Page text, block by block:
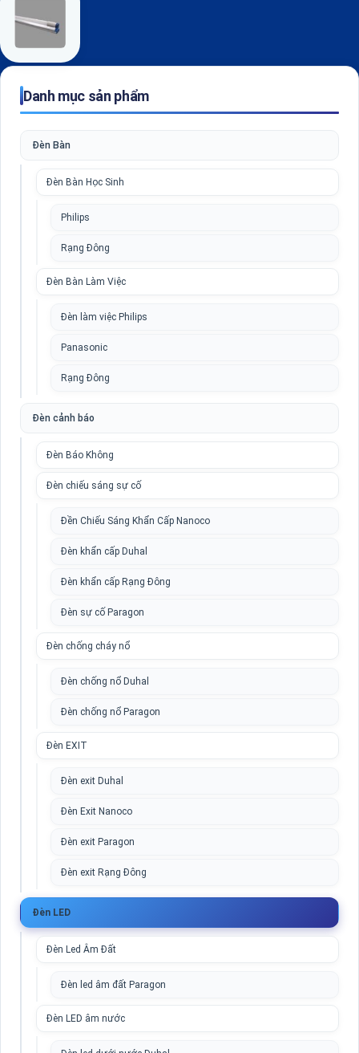
Danh mục sản phẩm
Đèn Bàn
Đèn Bàn Học Sinh
Philips
Rạng Đông
Đèn Bàn Làm Việc
Đèn làm việc Philips
Panasonic
Rạng Đông
Đèn cảnh báo
Đèn Báo Không
Đèn chiếu sáng sự cố
Đền Chiếu Sáng Khẩn Cấp Nanoco
Đèn khẩn cấp Duhal
Đèn khẩn cấp Rạng Đông
Đèn sự cố Paragon
Đèn chống cháy nổ
Đèn chống nổ Duhal
Đèn chống nổ Paragon
Đèn EXIT
Đèn exit Duhal
Đèn Exit Nanoco
Đèn exit Paragon
Đèn exit Rạng Đông
Đèn LED
Đèn Led Âm Đất
Đèn led âm đất Paragon
Đèn LED âm nước